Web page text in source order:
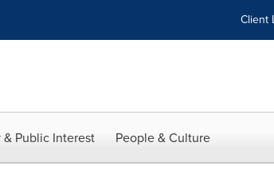
Client
& Public Interest People & Culture